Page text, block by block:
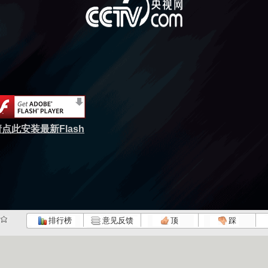
点此安装最新Flash
排行榜 意见反馈 顶 踩